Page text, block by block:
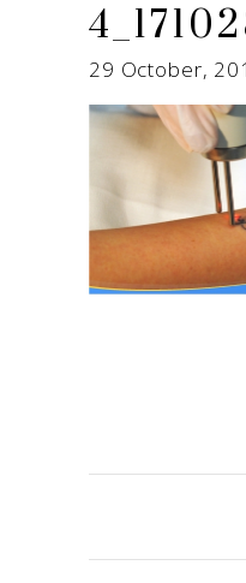
29 October,